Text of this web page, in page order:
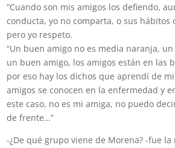
“Cuando son mis amigos los defiendo,
conducta, yo no comparta, o sus hábitos
pero yo respeto.
“Un buen amigo no es media naranja,
un buen amigo, los amigos están en las
por eso hay los dichos que aprendí de
amigos se conocen en la enfermedad y
este caso, no es mi amiga, no puedo
de frente…”
-¿De qué grupo viene de Morena? -fue